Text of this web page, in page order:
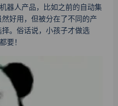
器人产品，比如之前的自动集
好用，但被分在了不同的产
。俗话说，小孩子才做选
要！